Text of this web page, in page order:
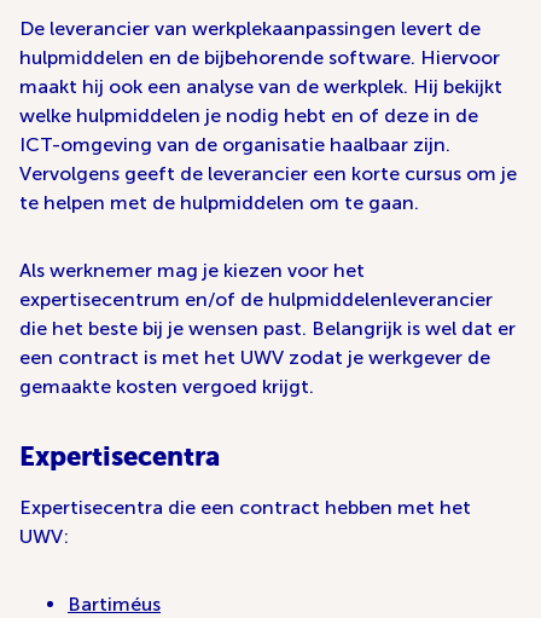
De leverancier van werkplekaanpassingen levert de
hulpmiddelen en de bijbehorende software. Hiervoor
maakt hij ook een analyse van de werkplek. Hij bekijkt
welke hulpmiddelen je nodig hebt en of deze in de
ICT-omgeving van de organisatie haalbaar zijn.
Vervolgens geeft de leverancier een korte cursus om je
te helpen met de hulpmiddelen om te gaan.
Als werknemer mag je kiezen voor het
expertisecentrum en/of de hulpmiddelenleverancier
die het beste bij je wensen past. Belangrijk is wel dat er
een contract is met het UWV zodat je werkgever de
gemaakte kosten vergoed krijgt.
Expertisecentra
Expertisecentra die een contract hebben met het
UWV:
Bartiméus